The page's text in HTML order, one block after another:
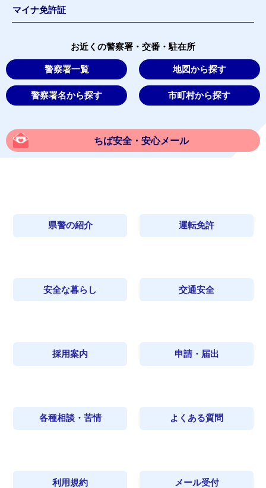
マイナ免許証
お近くの警察署・交番・駐在所
警察署一覧 地図から探す
警察署名から探す 市町村から探す
ちば安全・安心メール
県警の紹介 運転免許
安全な暮らし 交通安全
採用案内 申請・届出
各種相談・苦情 よくある質問
利用規約 メール受付